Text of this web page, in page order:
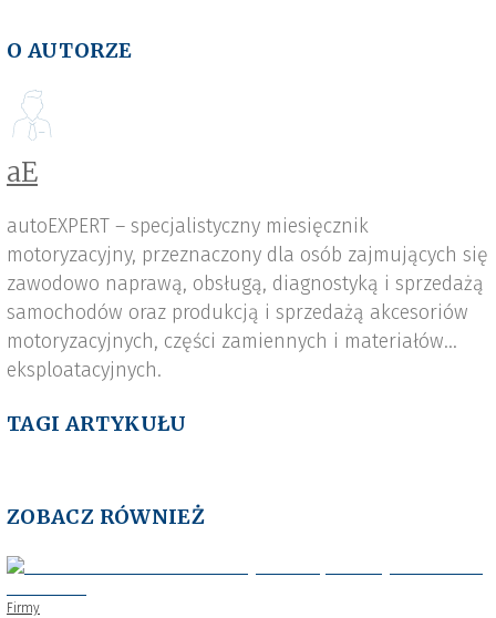
O AUTORZE
aE
autoEXPERT – specjalistyczny miesięcznik
motoryzacyjny, przeznaczony dla osób zajmujących się
zawodowo naprawą, obsługą, diagnostyką i sprzedażą
samochodów oraz produkcją i sprzedażą akcesoriów
motoryzacyjnych, części zamiennych i materiałów
eksploatacyjnych.
TAGI ARTYKUŁU
ZOBACZ RÓWNIEŻ
Firmy